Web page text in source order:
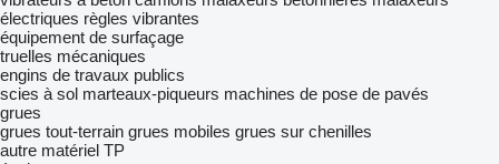
électriques règles vibrantes
équipement de surfaçage
truelles mécaniques
engins de travaux publics
scies à sol marteaux-piqueurs machines de pose de pavés
grues
grues tout-terrain grues mobiles grues sur chenilles
autre matériel TP